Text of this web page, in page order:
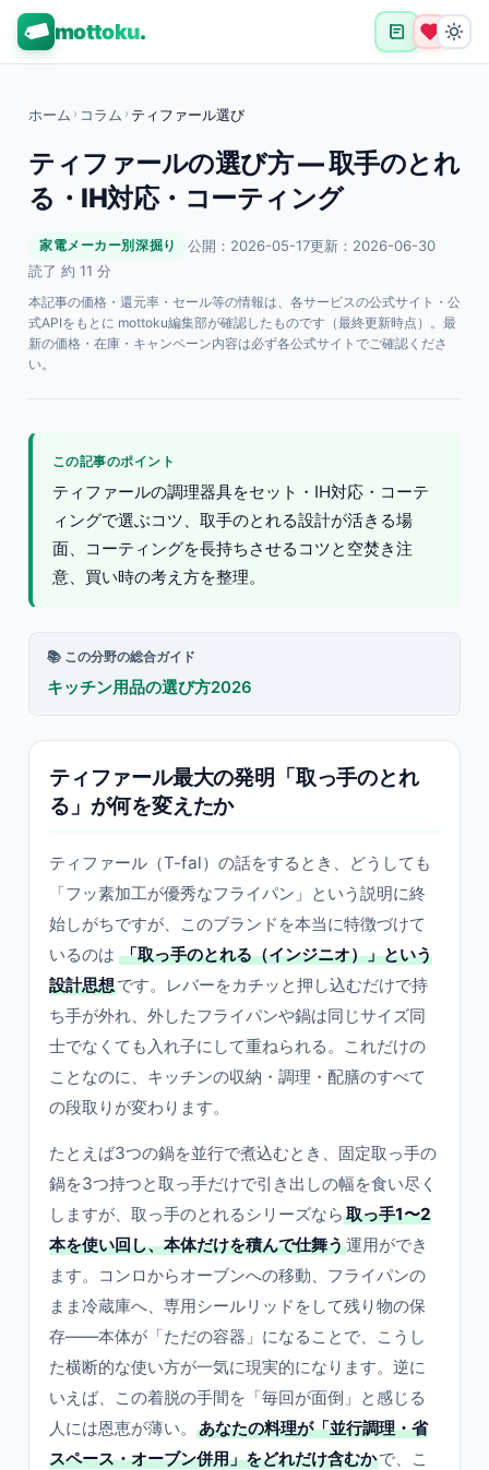
mottoku.
ホーム › コラム › ティファール選び
ティファールの選び方 — 取手のとれ
る・IH対応・コーティング
家電メーカー別深掘り 公開：2026-05-17更新：2026-06-30
読了 約 11 分
本記事の価格・還元率・セール等の情報は、各サービスの公式サイト・公
式APIをもとに mottoku編集部が確認したものです（最終更新時点）。最
新の価格・在庫・キャンペーン内容は必ず各公式サイトでご確認くださ
い。
この記事のポイント
ティファールの調理器具をセット・IH対応・コーテ
ィングで選ぶコツ、取手のとれる設計が活きる場
面、コーティングを長持ちさせるコツと空焚き注
意、買い時の考え方を整理。
📚 この分野の総合ガイド
キッチン用品の選び方2026
ティファール最大の発明「取っ手のとれ
る」が何を変えたか
ティファール（T-fal）の話をするとき、どうしても
「フッ素加工が優秀なフライパン」という説明に終
始しがちですが、このブランドを本当に特徴づけて
いるのは 「取っ手のとれる（インジニオ）」という
設計思想です。レバーをカチッと押し込むだけで持
ち手が外れ、外したフライパンや鍋は同じサイズ同
士でなくても入れ子にして重ねられる。これだけの
ことなのに、キッチンの収納・調理・配膳のすべて
の段取りが変わります。
たとえば3つの鍋を並行で煮込むとき、固定取っ手の
鍋を3つ持つと取っ手だけで引き出しの幅を食い尽く
しますが、取っ手のとれるシリーズなら 取っ手1〜2
本を使い回し、本体だけを積んで仕舞う運用ができ
ます。コンロからオーブンへの移動、フライパンの
まま冷蔵庫へ、専用シールリッドをして残り物の保
存——本体が「ただの容器」になることで、こうし
た横断的な使い方が一気に現実的になります。逆に
いえば、この着脱の手間を「毎回が面倒」と感じる
人には恩恵が薄い。
あなたの料理が「並行調理・省
スペース・オーブン併用」をどれだけ含むかで、こ